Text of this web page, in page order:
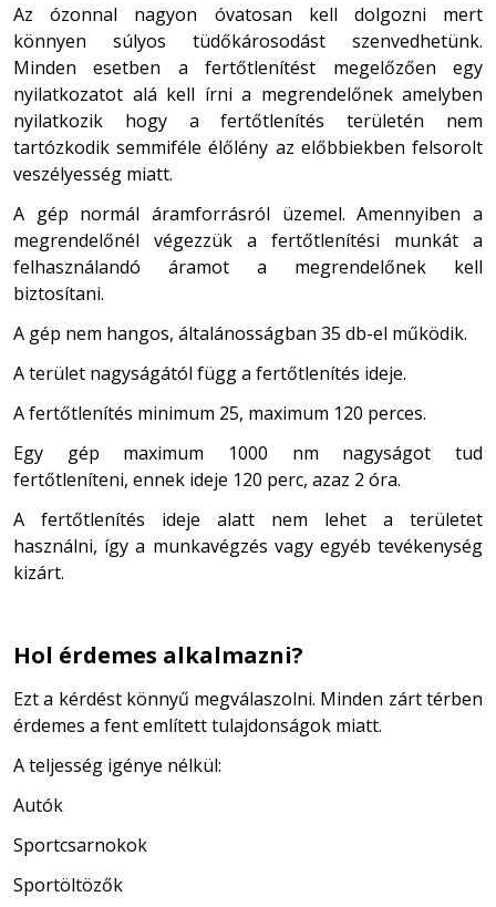
Az ózonnal nagyon óvatosan kell dolgozni mert
könnyen súlyos tüdőkárosodást szenvedhetünk.
Minden esetben a fertőtlenítést megelőzően egy
nyilatkozatot alá kell írni a megrendelőnek amelyben
nyilatkozik hogy a fertőtlenítés területén nem
tartózkodik semmiféle élőlény az előbbiekben felsorolt
veszélyesség miatt.
A gép normál áramforrásról üzemel. Amennyiben a
megrendelőnél végezzük a fertőtlenítési munkát a
felhasználandó áramot a megrendelőnek kell
biztosítani.
A gép nem hangos, általánosságban 35 db-el működik.
A terület nagyságától függ a fertőtlenítés ideje.
A fertőtlenítés minimum 25, maximum 120 perces.
Egy gép maximum 1000 nm nagyságot tud
fertőtleníteni, ennek ideje 120 perc, azaz 2 óra.
A fertőtlenítés ideje alatt nem lehet a területet
használni, így a munkavégzés vagy egyéb tevékenység
kizárt.
Hol érdemes alkalmazni?
Ezt a kérdést könnyű megválaszolni. Minden zárt térben
érdemes a fent említett tulajdonságok miatt.
A teljesség igénye nélkül:
Autók
Sportcsarnokok
Sportöltözők